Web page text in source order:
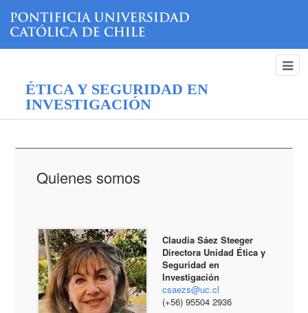
ÉTICA Y SEGURIDAD EN
INVESTIGACIÓN
Quienes somos
Claudia Sáez Steeger
Directora Unidad Ética y
Seguridad en
Investigación
csaezs@uc.cl
(+56) 95504 2936